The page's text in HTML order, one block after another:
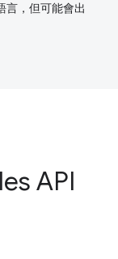
言，但可能會出
API